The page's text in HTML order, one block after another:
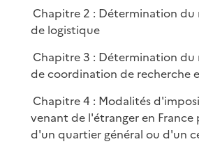
Chapitre 2 : Détermination du
de logistique
Chapitre 3 : Détermination du
de coordination de recherche
Chapitre 4 : Modalités
venant de l'étranger en
d'un quartier général ou d'un